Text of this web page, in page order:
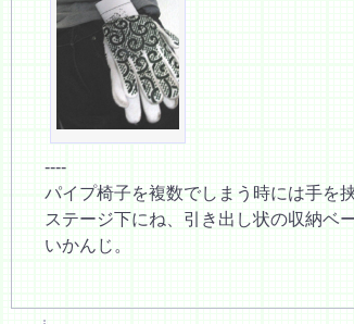
----
パイプ椅子を複数でしまう時には手を
ステージ下にね、引き出し状の収納ベ
いかんじ。